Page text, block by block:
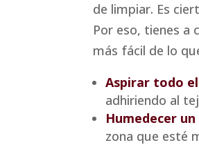
de limpiar. Es
Por eso, tienes a
más fácil de lo
Aspirar todo
adhiriendo al
Humedecer
zona que esté